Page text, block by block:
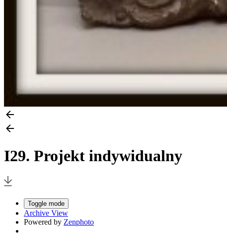
I29. Projekt indywidualny
Toggle mode
Archive View
Powered by Zenphoto